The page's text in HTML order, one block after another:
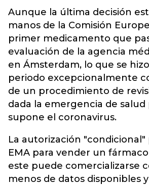
Aunque la última decisión
manos de la Comisión
primer medicamento que
evaluación de la agencia
en Ámsterdam, lo que se
periodo excepcionalmente
de un procedimiento de
dada la emergencia de
supone el coronavirus.
La autorización
EMA para vender un
este puede comercializarse
menos de datos disponibles